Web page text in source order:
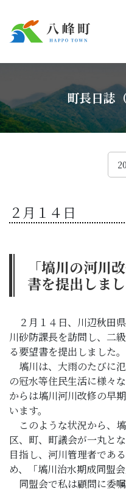
Foreign
くらしの情報
子育て・教育
移住・定住
ビジネス・産業
行政情報
町長日誌
２月１４日
「塙川の河川
書を提出しま
２月１４日、川辺秋田
川砂防課長を訪問し、二
る要望書を提出しました。
塙川は、大雨のたびに
の冠水等住民生活に様々
からは塙川河川改修の早
います。
このような状況から、
区、町、町議会が一丸と
目指し、河川管理者であ
め、「塙川治水期成同盟
同盟会で私は顧問に委